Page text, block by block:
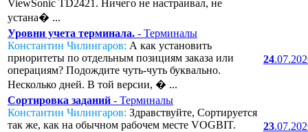
ViewSonic TD2421. Ничего не настраивал, не
устана� ...
Уровни учета терминала. - Терминалы
Константин Чилингаров: А как установить
приоритеты по отдельным позициям заказа или
операциям? Подождите чуть-чуть буквально.
Несколько дней. В той версии, � ...
24
Сортировка заданий - Терминалы
Константин Чилингаров: Здравствуйте, Сортируется
так же, как на обычном рабочем месте VOGBIT.
23